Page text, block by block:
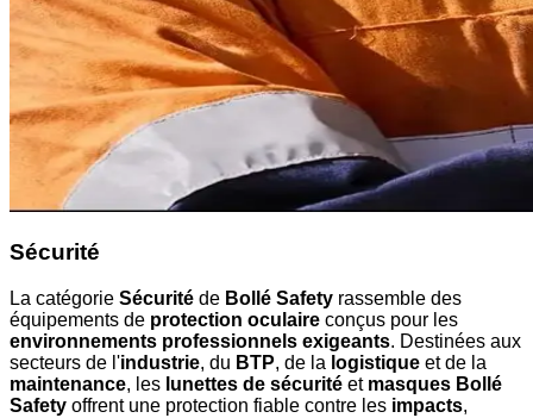
Sécurité
La catégorie Sécurité de Bollé Safety rassemble des
équipements de protection oculaire conçus pour les
environnements professionnels exigeants. Destinées aux
secteurs de l'industrie, du BTP, de la logistique et de la
maintenance, les lunettes de sécurité et masques Bollé
Safety offrent une protection fiable contre les impacts,